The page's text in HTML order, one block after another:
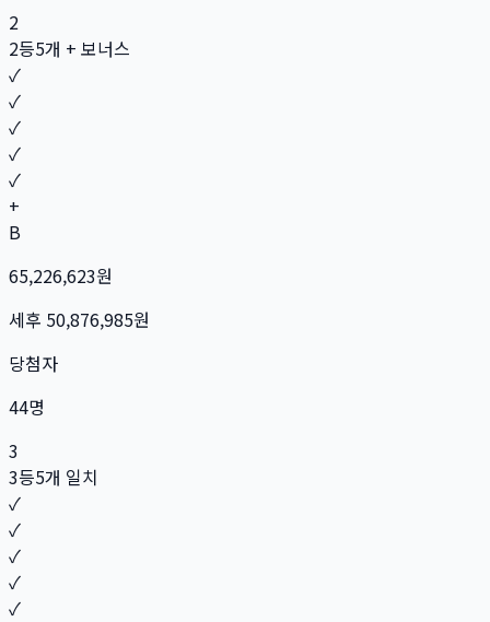
2
2등5개 + 보너스
✓
✓
✓
✓
✓
+
B
65,226,623원
세후 50,876,985원
당첨자
44명
3
3등5개 일치
✓
✓
✓
✓
✓